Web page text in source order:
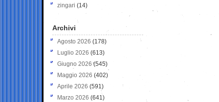
zingari (14)
Archivi
Agosto 2026 (178)
Luglio 2026 (613)
Giugno 2026 (545)
Maggio 2026 (402)
Aprile 2026 (591)
Marzo 2026 (641)